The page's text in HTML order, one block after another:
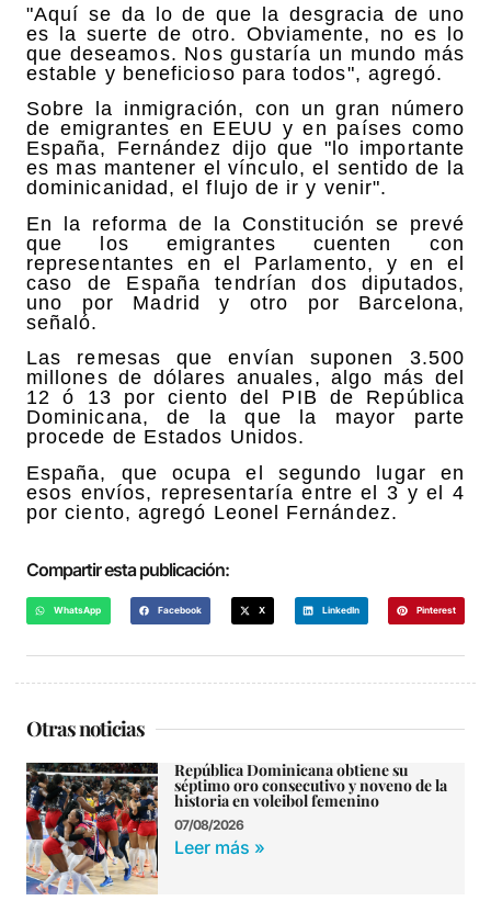
"Aquí se da lo de que la desgracia de uno
es la suerte de otro. Obviamente, no es lo
que deseamos. Nos gustaría un mundo más
estable y beneficioso para todos", agregó.
Sobre la inmigración, con un gran número
de emigrantes en EEUU y en países como
España, Fernández dijo que "lo importante
es mas mantener el vínculo, el sentido de la
dominicanidad, el flujo de ir y venir".
En la reforma de la Constitución se prevé
que los emigrantes cuenten con
representantes en el Parlamento, y en el
caso de España tendrían dos diputados,
uno por Madrid y otro por Barcelona,
señaló.
Las remesas que envían suponen 3.500
millones de dólares anuales, algo más del
12 ó 13 por ciento del PIB de República
Dominicana, de la que la mayor parte
procede de Estados Unidos.
España, que ocupa el segundo lugar en
esos envíos, representaría entre el 3 y el 4
por ciento, agregó Leonel Fernández.
Compartir esta publicación:
WhatsApp Facebook X LinkedIn Pinterest
Otras noticias
República Dominicana obtiene su
séptimo oro consecutivo y noveno de la
historia en voleibol femenino
07/08/2026
Leer más »